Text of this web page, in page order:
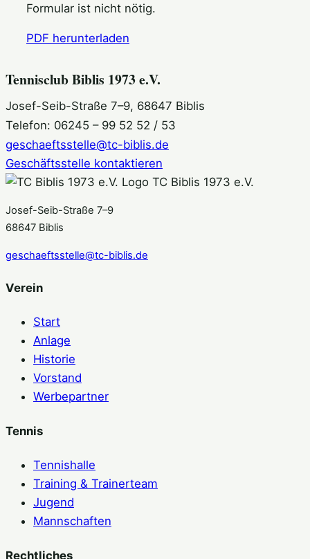
Formular ist nicht nötig.
PDF herunterladen
Tennisclub Biblis 1973 e.V.
Josef-Seib-Straße 7–9, 68647 Biblis
Telefon: 06245 – 99 52 52 / 53
geschaeftsstelle@tc-biblis.de
Geschäftsstelle kontaktieren
TC Biblis 1973 e.V.
Josef-Seib-Straße 7–9
68647 Biblis
geschaeftsstelle@tc-biblis.de
Verein
Start
Anlage
Historie
Vorstand
Werbepartner
Tennis
Tennishalle
Training & Trainerteam
Jugend
Mannschaften
Rechtliches